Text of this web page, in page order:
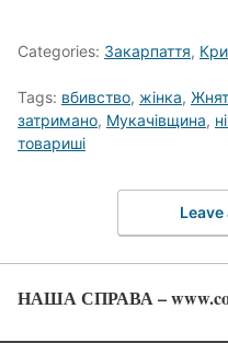
Categories: Закарпаття,
Tags: вбивство, жінка,
затримано, Мукачівщина,
товариші
НАША СПРАВА –